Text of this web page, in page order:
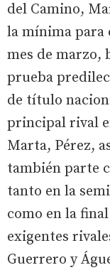
del Camino,
la mínima para
mes de marzo,
prueba
de título
principal rival
Marta, Pérez,
también parte
tanto en la
como en la
exigentes
Guerrero y